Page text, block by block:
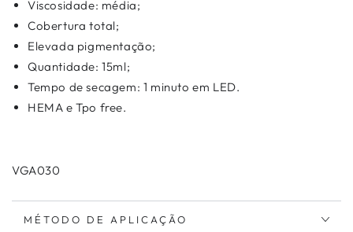
Viscosidade: média;
Cobertura total;
Elevada pigmentação;
Quantidade: 15ml;
Tempo de secagem: 1 minuto em LED.
HEMA e Tpo free.
VGA030
MÉTODO DE APLICAÇÃO